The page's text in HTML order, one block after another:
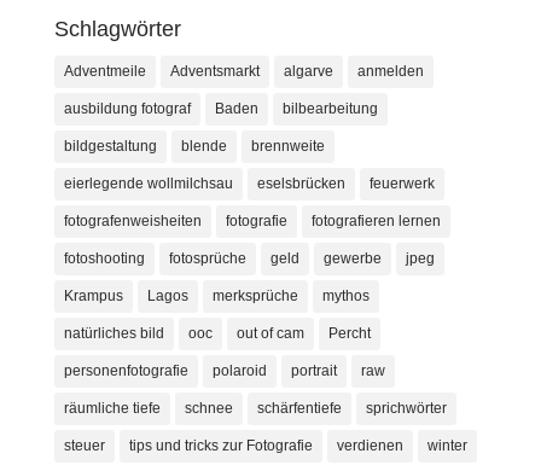
Schlagwörter
Adventmeile Adventsmarkt algarve anmelden
ausbildung fotograf Baden bilbearbeitung
bildgestaltung blende brennweite
eierlegende wollmilchsau eselsbrücken feuerwerk
fotografenweisheiten fotografie fotografieren lernen
fotoshooting fotosprüche geld gewerbe jpeg
Krampus Lagos merksprüche mythos
natürliches bild ooc out of cam Percht
personenfotografie polaroid portrait raw
räumliche tiefe schnee schärfentiefe sprichwörter
steuer tips und tricks zur Fotografie verdienen winter